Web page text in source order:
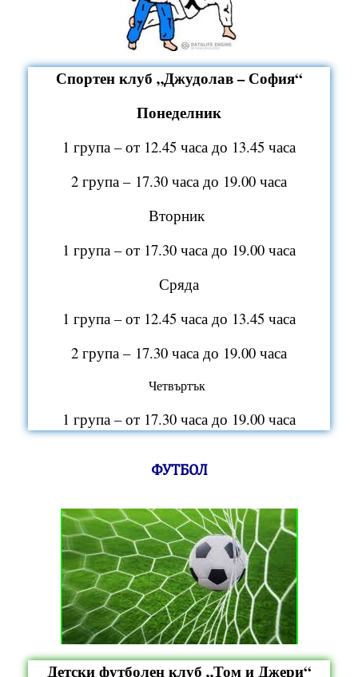
Спортен клуб „Джудолав – София“
Понеделник
1 група – от 12.45 часа до 13.45 часа
2 група – 17.30 часа до 19.00 часа
Вторник
1 група – от 17.30 часа до 19.00 часа
Сряда
1 група – от 12.45 часа до 13.45 часа
2 група – 17.30 часа до 19.00 часа
Четвъртък
1 група – от 17.30 часа до 19.00 часа
ФУТБОЛ
Детски футболен клуб „Том и Джери“